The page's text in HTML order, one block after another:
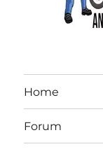
Home
Forum